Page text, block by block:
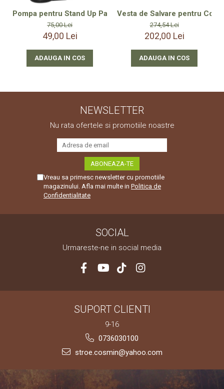
Pompa pentru Stand Up Paddle SUP - Second Hand
75,00 Lei
49,00 Lei
ADAUGA IN COS
Vesta de Salvare pentru
274,54 Lei
202,00 Lei
ADAUGA IN COS
NEWSLETTER
Nu rata ofertele si promotiile noastre
Vreau sa primesc newsletter cu promotiile
magazinului. Afla mai multe in Politica de
Confidentialitate
SOCIAL
Urmareste-ne in social media
SUPORT CLIENTI
9-16
0736030100
stroe.cosmin@yahoo.com